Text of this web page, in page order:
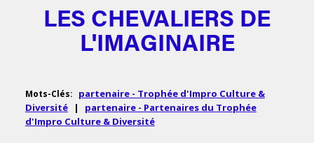
LES CHEVALIERS DE
L'IMAGINAIRE
Mots-Clés:
partenaire - Trophée d'Impro Culture &
Diversité
|
partenaire - Partenaires du Trophée
d'Impro Culture & Diversité